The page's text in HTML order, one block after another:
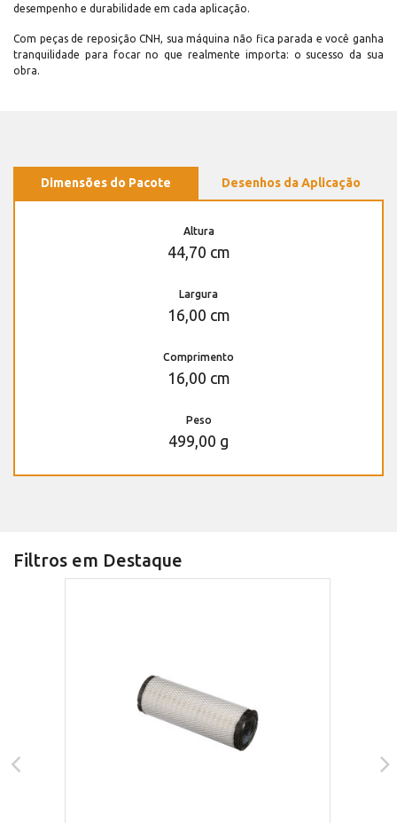
desempenho e durabilidade em cada aplicação.
Com peças de reposição CNH, sua máquina não fica parada e você ganha
tranquilidade para focar no que realmente importa: o sucesso da sua
obra.
Dimensões do Pacote Desenhos da Aplicação
Altura
44,70 cm
Largura
16,00 cm
Comprimento
16,00 cm
Peso
499,00 g
Filtros em Destaque